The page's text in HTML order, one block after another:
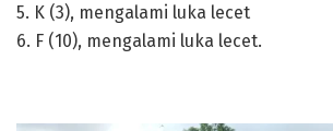
5. K (3), mengalami luka lecet
6. F (10), mengalami luka lecet.